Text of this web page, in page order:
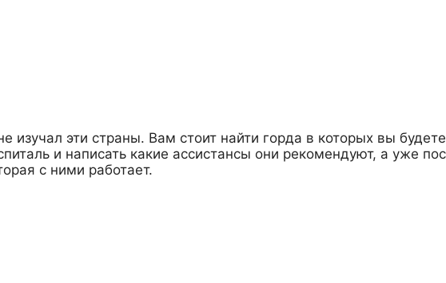
эти страны. Вам стоит найти горда в которых вы
и написать какие ассистансы они рекомендуют, а уже
с ними работает.